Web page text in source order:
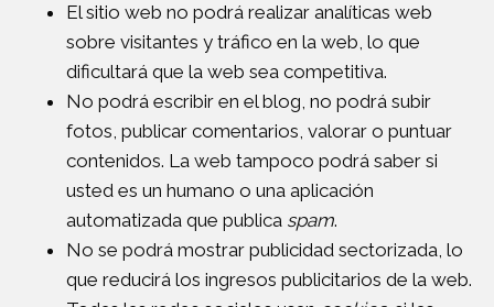
El sitio web no podrá realizar analíticas web
sobre visitantes y tráfico en la web, lo que
dificultará que la web sea competitiva.
No podrá escribir en el blog, no podrá subir
fotos, publicar comentarios, valorar o puntuar
contenidos. La web tampoco podrá saber si
usted es un humano o una aplicación
automatizada que publica spam.
No se podrá mostrar publicidad sectorizada, lo
que reducirá los ingresos publicitarios de la web.